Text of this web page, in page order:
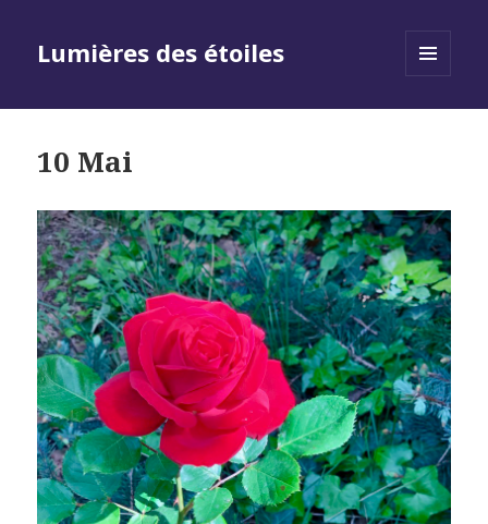
Lumières des étoiles
10 Mai